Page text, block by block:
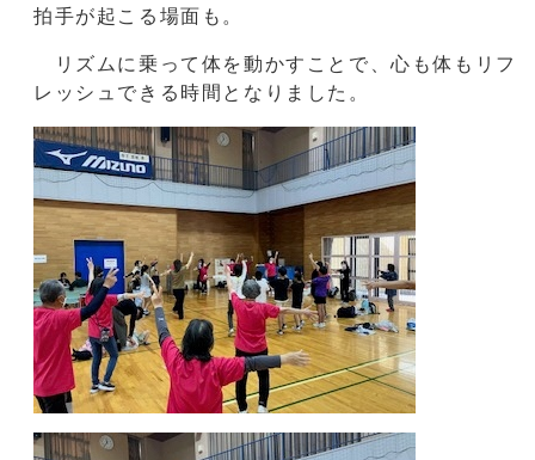
拍手が起こる場面も。
リズムに乗って体を動かすことで、心も体もリフ
レッシュできる時間となりました。